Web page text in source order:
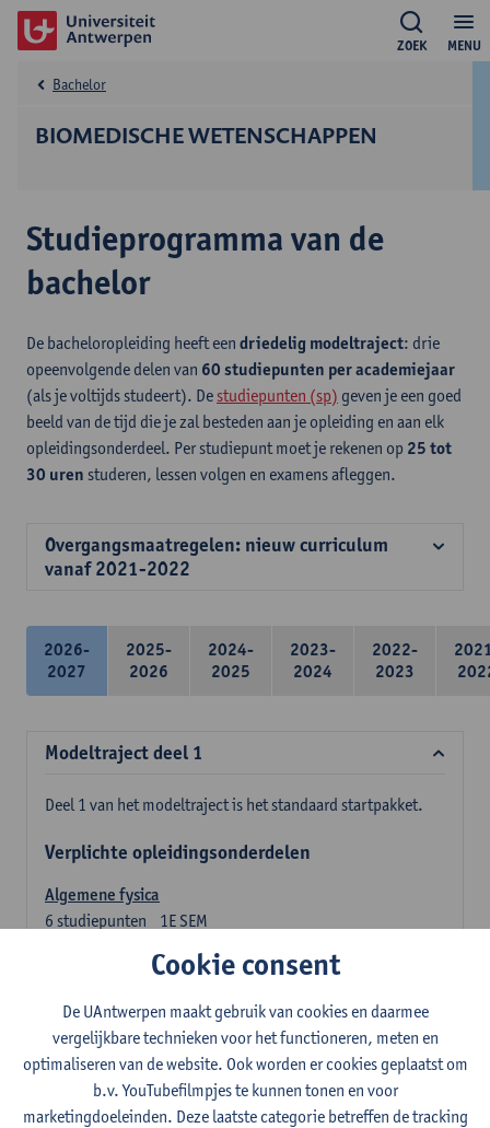
MENU
ZOEK
BIOMEDISCHE WETENSCHAPPEN
Bachelor
Studieprogramma van de
bachelor
De bacheloropleiding heeft een driedelig modeltraject: drie
opeenvolgende delen van 60 studiepunten per academiejaar
(als je voltijds studeert). De studiepunten (sp) geven je een goed
beeld van de tijd die je zal besteden aan je opleiding en aan elk
opleidingsonderdeel. Per studiepunt moet je rekenen op 25 tot
30 uren studeren, lessen volgen en examens afleggen.
Overgangsmaatregelen: nieuw curriculum
vanaf 2021-2022
2026-
2027
2025-
2026
2024-
2025
2023-
2024
2022-
2023
Modeltraject deel 1
Deel 1 van het modeltraject is het standaard startpakket.
Verplichte opleidingsonderdelen
Algemene fysica
1E SEM
6 studiepunten
1E SEM
studiepunten
Lesgever(s):
Jan Sijbers
Algemene chemie m.i.v. labovaardigheden
1E SEM
7studiepunten
Cookie consent
De UAntwerpen maakt gebruik van cookies en daarmee
vergelijkbare technieken voor het functioneren, meten en
optimaliseren van de website. Ook worden er cookies geplaatst om
b.v. YouTubefilmpjes te kunnen tonen en voor
marketingdoeleinden. Deze laatste categorie betreffen de tracking